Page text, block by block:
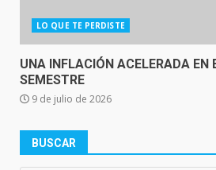
LO QUE TE PERDISTE
UNA INFLACIÓN ACELERADA EN
SEMESTRE
9 de julio de 2026
BUSCAR